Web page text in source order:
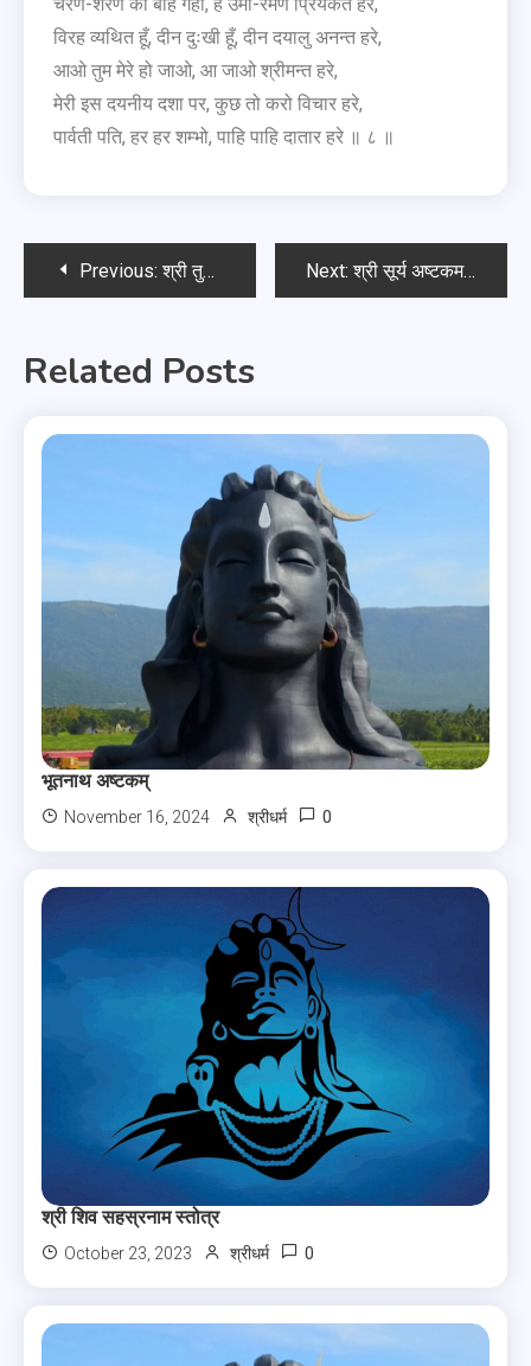
विरह व्यथित हूँ, दीन दुःखी हूँ, दीन दयालु अनन्त हरे,
आओ तुम मेरे हो जाओ, आ जाओ श्रीमन्त हरे,
मेरी इस दयनीय दशा पर, कुछ तो करो विचार हरे,
पार्वती पति, हर हर शम्भो, पाहि पाहि दातार हरे ॥ ८ ॥
Previous: श्री तुलसी कवच Next: श्री सूर्य अष्टकम
Related Posts
भूतनाथ अष्टकम्
November 16, 2024 श्रीधर्म 0
श्री शिव सहस्रनाम स्तोत्र
October 23, 2023 श्रीधर्म 0